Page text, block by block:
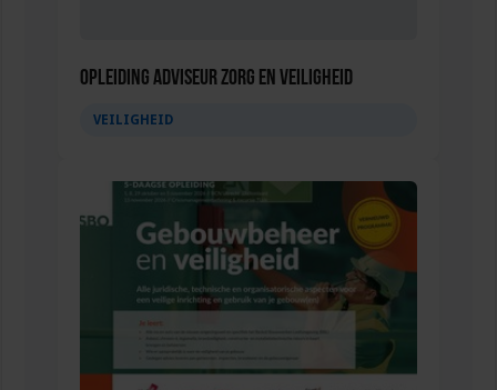
Opleiding Adviseur zorg en veiligheid
VEILIGHEID